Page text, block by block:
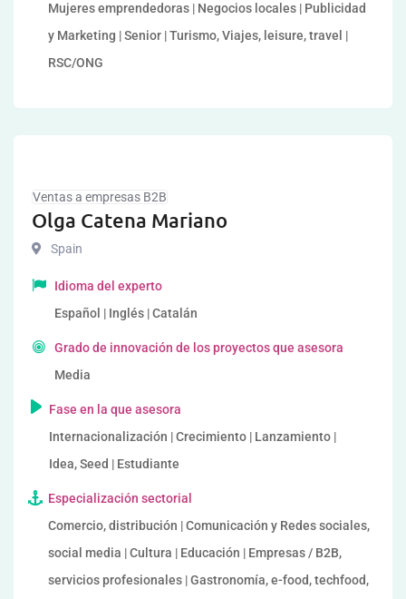
Mujeres emprendedoras | Negocios locales | Publicidad
y Marketing | Senior | Turismo, Viajes, leisure, travel |
RSC/ONG
Ventas a empresas B2B
Olga Catena Mariano
Spain
Idioma del experto
Español | Inglés | Catalán
Grado de innovación de los proyectos que asesora
Media
Fase en la que asesora
Internacionalización | Crecimiento | Lanzamiento |
Idea, Seed | Estudiante
Especialización sectorial
Comercio, distribución | Comunicación y Redes sociales,
social media | Cultura | Educación | Empresas / B2B,
servicios profesionales | Gastronomía, e-food, techfood,